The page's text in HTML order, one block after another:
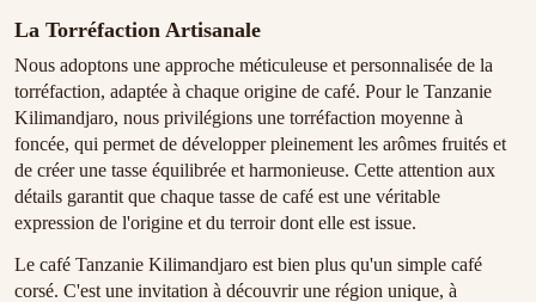
La Torréfaction Artisanale
Nous adoptons une approche méticuleuse et personnalisée de la
torréfaction, adaptée à chaque origine de café. Pour le Tanzanie
Kilimandjaro, nous privilégions une torréfaction moyenne à
foncée, qui permet de développer pleinement les arômes fruités et
de créer une tasse équilibrée et harmonieuse. Cette attention aux
détails garantit que chaque tasse de café est une véritable
expression de l'origine et du terroir dont elle est issue.
Le café Tanzanie Kilimandjaro est bien plus qu'un simple café
corsé. C'est une invitation à découvrir une région unique, à